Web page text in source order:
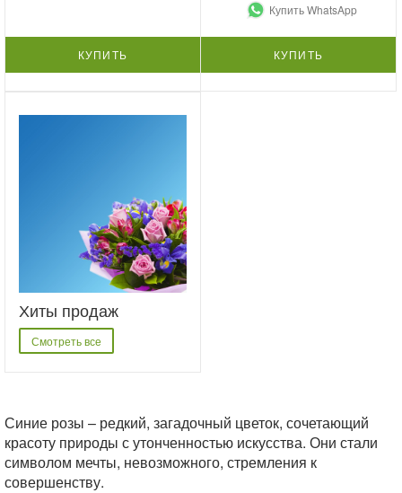
КУПИТЬ
Купить WhatsApp
КУПИТЬ
Хиты продаж
Смотреть все
Синие розы – редкий, загадочный цветок, сочетающий
красоту природы с утонченностью искусства. Они стали
символом мечты, невозможного, стремления к
совершенству.